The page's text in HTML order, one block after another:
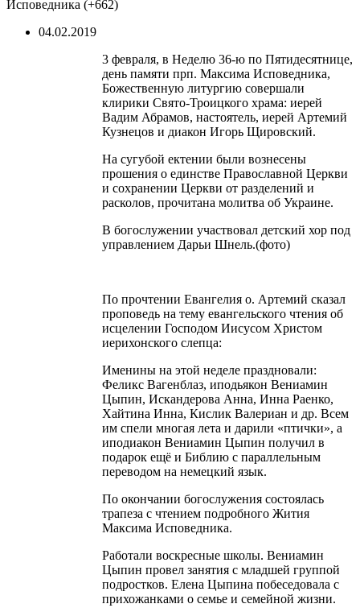
Исповедника (+662)
04.02.2019
3 февраля, в Неделю 36-ю по Пятидесятнице,
день памяти прп. Максима Исповедника,
Божественную литургию совершали
клирики Свято-Троицкого храма: иерей
Вадим Абрамов, настоятель, иерей Артемий
Кузнецов и диакон Игорь Щировский.
На сугубой ектении были вознесены
прошения о единстве Православной Церкви
и сохранении Церкви от разделений и
расколов, прочитана молитва об Украине.
В богослужении участвовал детский хор под
управлением Дарьи Шнель.(фото)
По прочтении Евангелия о. Артемий сказал
проповедь на тему евангельского чтения об
исцелении Господом Иисусом Христом
иерихонского слепца:
Именины на этой неделе праздновали:
Феликс Вагенблаз, иподьякон Вениамин
Цыпин, Искандерова Анна, Инна Раенко,
Хайтина Инна, Кислик Валериан и др. Всем
им спели многая лета и дарили «птички», а
иподиакон Вениамин Цыпин получил в
подарок ещё и Библию с параллельным
переводом на немецкий язык.
По окончании богослужения состоялась
трапеза с чтением подробного Жития
Максима Исповедника.
Работали воскресные школы. Вениамин
Цыпин провел занятия с младшей группой
подростков. Елена Цыпина побеседовала с
прихожанками о семье и семейной жизни.